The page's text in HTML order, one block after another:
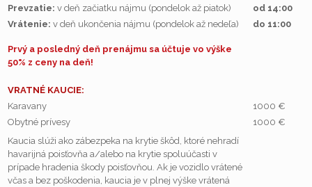
Prevzatie: v deň začiatku nájmu (pondelok až piatok)
od 14:00
Vrátenie: v deň ukončenia nájmu (pondelok až nedeľa) do 11:00
Prvý a posledný deň prenájmu sa účtuje vo výške
50% z ceny na deň!
VRATNÉ KAUCIE:
Karavany
1000 €
Obytné prívesy
1000 €
Kaucia slúži ako zábezpeka na krytie škôd, ktoré nehradí
havarijná poisťovňa a/alebo na krytie spoluúčasti v
prípade hradenia škody poisťovňou. Ak je vozidlo vrátené
včas a bez poškodenia, kaucia je v plnej výške vrátená